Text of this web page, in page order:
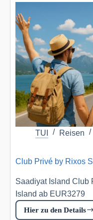
Tui.com
DE
TUI Reisen
Club Privé by Rixos
Saadiyat Island Club
Island ab EUR3279
Hier zu den Details
Club